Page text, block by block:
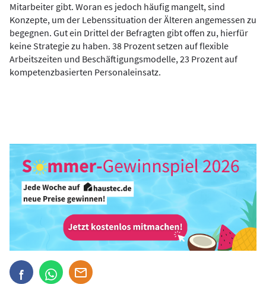
Mitarbeiter gibt. Woran es jedoch häufig mangelt, sind
Konzepte, um der Lebenssituation der Älteren angemessen zu
begegnen. Gut ein Drittel der Befragten gibt offen zu, hierfür
keine Strategie zu haben. 38 Prozent setzen auf flexible
Arbeitszeiten und Beschäftigungsmodelle, 23 Prozent auf
kompetenzbasierten Personaleinsatz.